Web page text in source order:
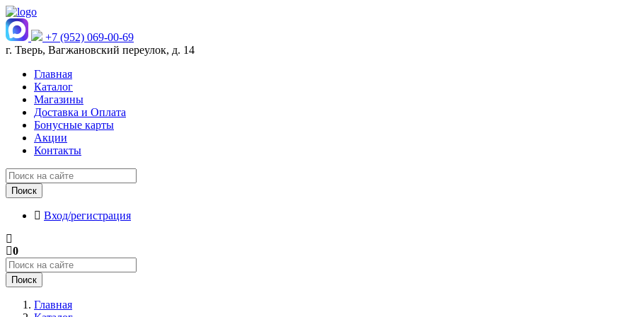
+7 (952) 069-00-69
г. Тверь, Вагжановский переулок, д. 14
Главная
Каталог
Магазины
Доставка и Оплата
Бонусные карты
Акции
Контакты
Поиск
Вход/регистрация
0
Поиск
Главная